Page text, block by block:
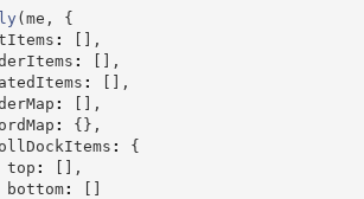
(me ,
{
: [ ] ,
: [ ] ,
: [ ] ,
: [ ] ,
: {} ,
:
{
: [ ] ,
: [ ]